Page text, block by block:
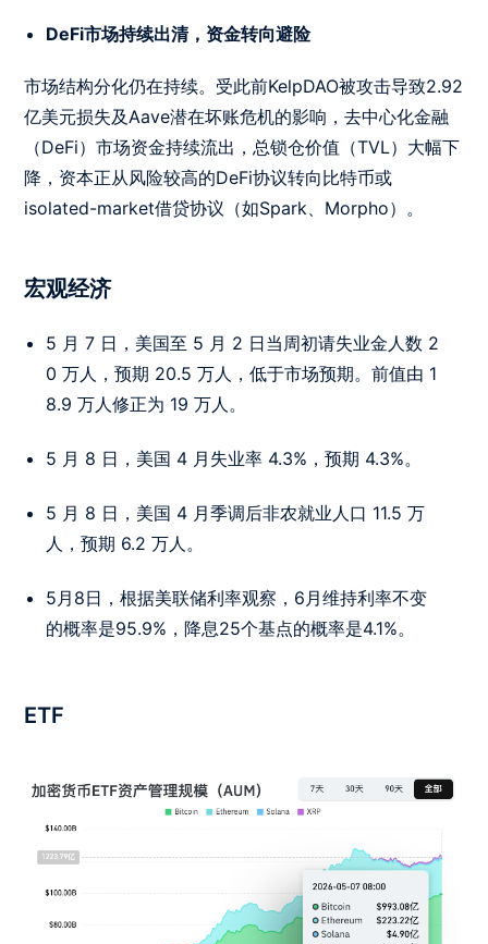
DeFi市场持续出清，资金转向避险
市场结构分化仍在持续。受此前KelpDAO被攻击导致2.92
亿美元损失及Aave潜在坏账危机的影响，去中心化金融
（DeFi）市场资金持续流出，总锁仓价值（TVL）大幅下
降，资本正从风险较高的DeFi协议转向比特币或
isolated-market借贷协议（如Spark、Morpho）。
宏观经济
5 月 7 日，美国至 5 月 2 日当周初请失业金人数 2
0 万人，预期 20.5 万人，低于市场预期。前值由 1
8.9 万人修正为 19 万人。
5 月 8 日，美国 4 月失业率 4.3%，预期 4.3%。
5 月 8 日，美国 4 月季调后非农就业人口 11.5 万
人，预期 6.2 万人。
5月8日，根据美联储利率观察，6月维持利率不变
的概率是95.9%，降息25个基点的概率是4.1%。
ETF